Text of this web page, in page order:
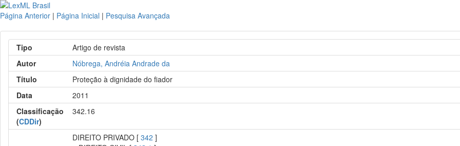
Página Anterior | Página Inicial | Pesquisa Avançada
Tipo
Artigo de revista
Autor
Nóbrega, Andréia Andrade da
Título
Proteção à dignidade do fiador
Data
2011
Classificação
(CDDir)
342.16
DIREITO PRIVADO [342 ]